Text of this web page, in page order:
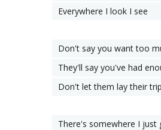
Everywhere I look I see
Don't say you want too
They'll say you've had
Don't let them lay their
There's somewhere I just